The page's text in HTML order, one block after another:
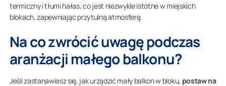
termiczny i tłumi hałas, co jest niezwykle istotne w miejskich
blokach, zapewniając przytulną atmosferę.
Na co zwrócić uwagę podczas
aranżacji małego balkonu?
Jeśli zastanawiasz się, jak urządzić mały balkon w bloku, postaw na